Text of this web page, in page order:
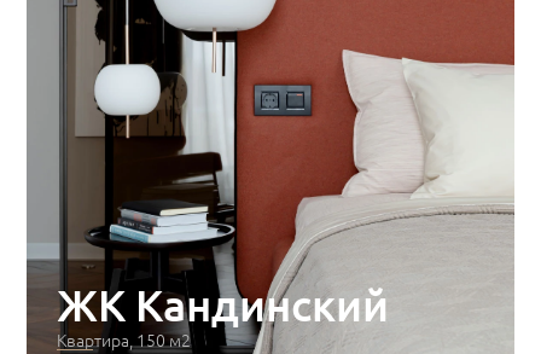
ЖК Кандинский
Квартира, 150 м2